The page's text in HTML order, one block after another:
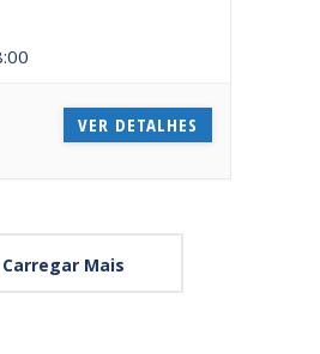
VER DETALHES
Carregar Mais